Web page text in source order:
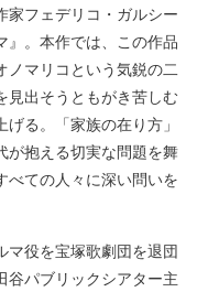
家フェデリコ・ガルシー
』。本作では、この作品
ノマリコという気鋭の二
見出そうともがき苦しむ
る。「家族の在り方」
が抱える切実な問題を舞
べての人々に深い問いを
マ役を宝塚歌劇団を退団
谷パブリックシアター主